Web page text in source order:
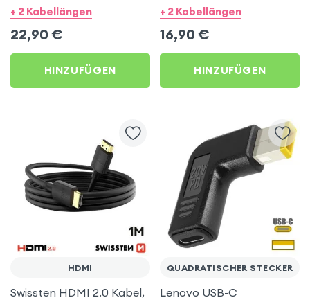
5m, Schwarz
+ 2 Kabellängen
22,90 €
HINZUFÜGEN
3m, Schwarz
+ 2 Kabellängen
16,90 €
HINZUFÜGEN
HDMI
Swissten HDMI 2.0 Kabel,
QUADRATISCHER STECKER
Lenovo USB-C